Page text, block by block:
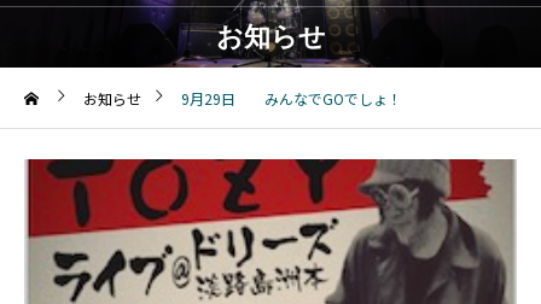
お知らせ
お知らせ 9月29日 みんなでGOでしょ！